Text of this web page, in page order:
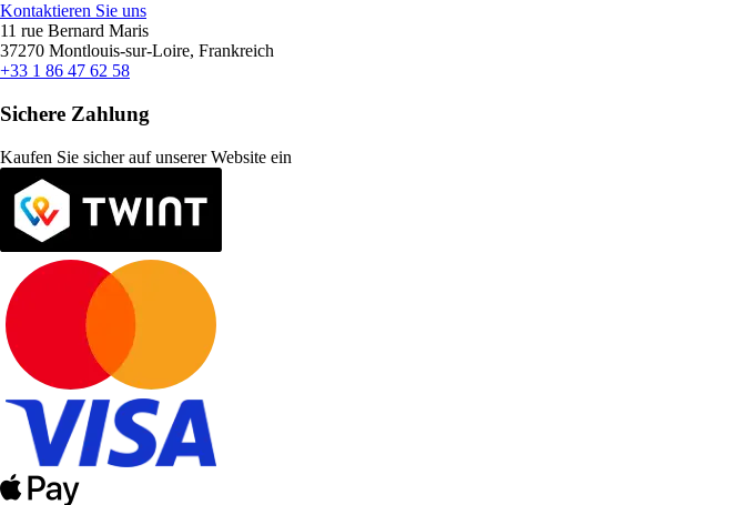
Kontaktieren Sie uns
11 rue Bernard Maris
37270 Montlouis-sur-Loire, Frankreich
+33 1 86 47 62 58
Sichere Zahlung
Kaufen Sie sicher auf unserer Website ein